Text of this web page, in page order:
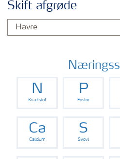
Skift afgrøde
N
Kvælstof
P
Fosfor
Ca
Calcium
S
Svovl